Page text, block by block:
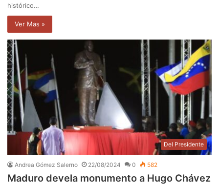
histórico…
Ver Mas »
Del Presidente
Andrea Gómez Salerno 22/08/2024 0 582
Maduro devela monumento a Hugo Chávez